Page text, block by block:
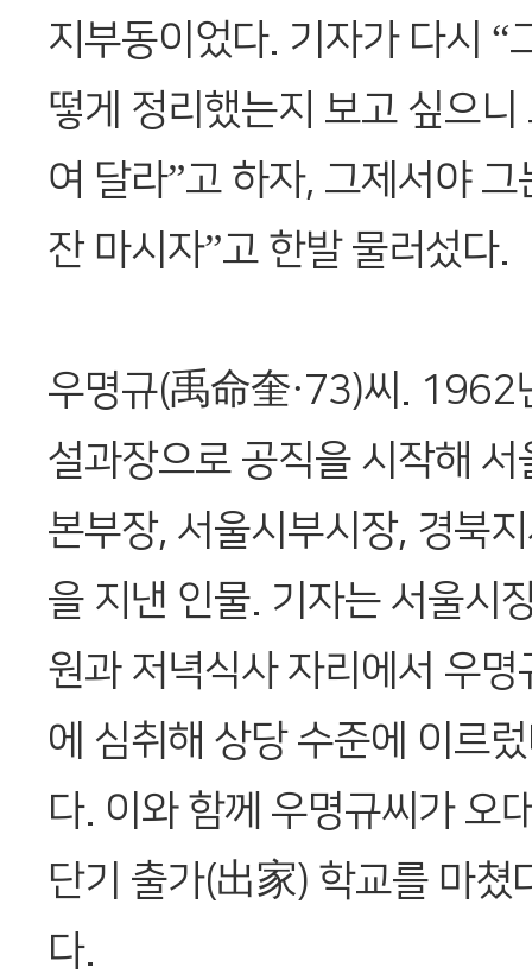
지부동이었다. 기자가 다시 “
떻게 정리했는지 보고 싶으
여 달라”고 하자, 그제서야
잔 마시자”고 한발 물러섰다.
우명규(禹命奎·73)씨. 1962
설과장으로 공직을 시작해
본부장, 서울시부시장, 경북
을 지낸 인물. 기자는 서울시
원과 저녁식사 자리에서 우
에 심취해 상당 수준에 이르
다. 이와 함께 우명규씨가 오
단기 출가(出家) 학교를 마쳤
다.